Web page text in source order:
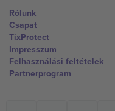
Rólunk
Csapat
TixProtect
Impresszum
Felhasználási feltételek
Partnerprogram